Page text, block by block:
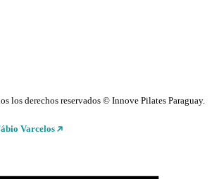
los derechos reservados © Innove Pilates Paraguay.
Varcelos